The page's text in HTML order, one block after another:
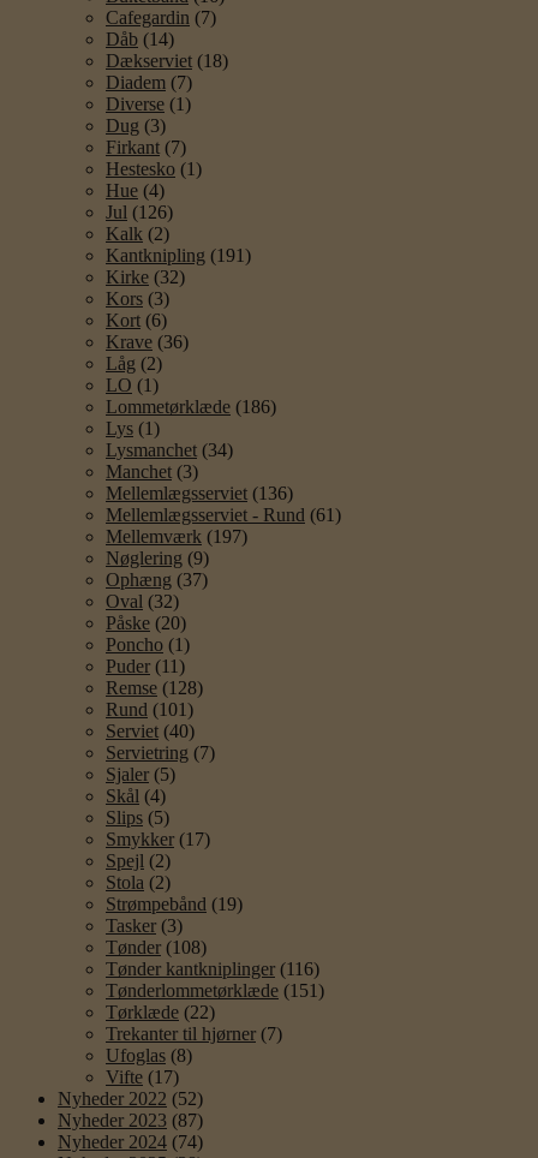
Cafegardin (7)
Dåb (14)
Dækserviet (18)
Diadem (7)
Diverse (1)
Dug (3)
Firkant (7)
Hestesko (1)
Hue (4)
Jul (126)
Kalk (2)
Kantknipling (191)
Kirke (32)
Kors (3)
Kort (6)
Krave (36)
Låg (2)
LO (1)
Lommetørklæde (186)
Lys (1)
Lysmanchet (34)
Manchet (3)
Mellemlægsserviet (136)
Mellemlægsserviet - Rund (61)
Mellemværk (197)
Nøglering (9)
Ophæng (37)
Oval (32)
Påske (20)
Poncho (1)
Puder (11)
Remse (128)
Rund (101)
Serviet (40)
Servietring (7)
Sjaler (5)
Skål (4)
Slips (5)
Smykker (17)
Spejl (2)
Stola (2)
Strømpebånd (19)
Tasker (3)
Tønder (108)
Tønder kantkniplinger (116)
Tønderlommetørklæde (151)
Tørklæde (22)
Trekanter til hjørner (7)
Ufoglas (8)
Vifte (17)
Nyheder 2022 (52)
Nyheder 2023 (87)
Nyheder 2024 (74)